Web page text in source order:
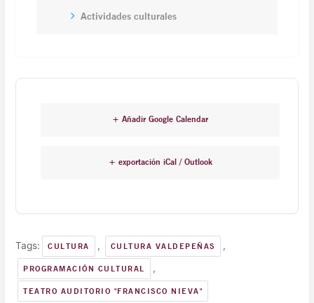
Actividades culturales
+ Añadir Google Calendar
+ exportación iCal / Outlook
Tags: CULTURA , CULTURA VALDEPEÑAS ,
PROGRAMACIÓN CULTURAL ,
TEATRO AUDITORIO "FRANCISCO NIEVA"